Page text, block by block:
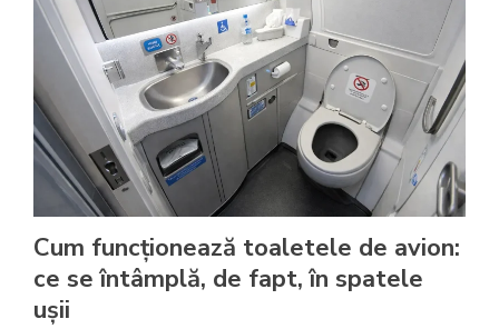
Cum funcționează toaletele de avion:
ce se întâmplă, de fapt, în spatele
ușii